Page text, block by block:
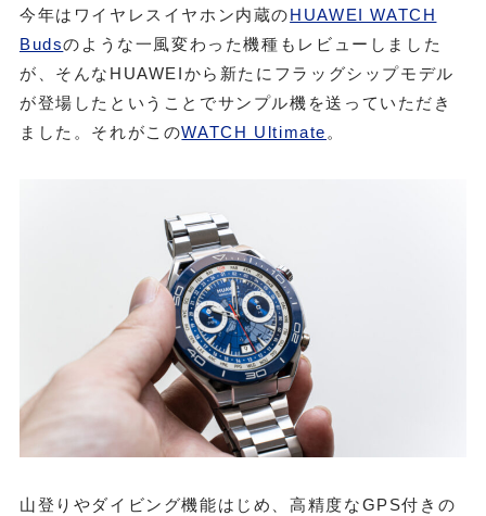
今年はワイヤレスイヤホン内蔵のHUAWEI WATCH
Budsのような一風変わった機種もレビューしました
が、そんなHUAWEIから新たにフラッグシップモデル
が登場したということでサンプル機を送っていただき
ました。それがこのWATCH Ultimate 。
山登りやダイビング機能はじめ、高精度なGPS付きの